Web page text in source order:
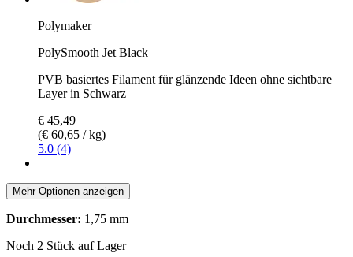
Polymaker
PolySmooth Jet Black
PVB basiertes Filament für glänzende Ideen ohne sichtbare
Layer in Schwarz
€ 45,49
(€ 60,65 / kg)
5.0 (4)
Mehr Optionen anzeigen
Durchmesser: 1,75 mm
Noch 2 Stück auf Lager